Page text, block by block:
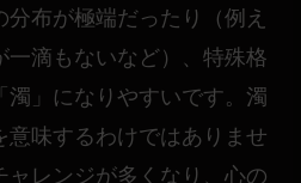
布が極端だったり（例え
滴もないなど）、特殊格
濁」になりやすいです。濁
味するわけではありませ
ャレンジが多くなり、心の